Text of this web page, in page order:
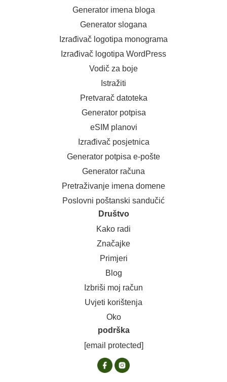
Generator imena bloga
Generator slogana
Izrađivač logotipa monograma
Izrađivač logotipa WordPress
Vodič za boje
Istražiti
Pretvarač datoteka
Generator potpisa
eSIM planovi
Izrađivač posjetnica
Generator potpisa e-pošte
Generator računa
Pretraživanje imena domene
Poslovni poštanski sandučić
Društvo
Kako radi
Značajke
Primjeri
Blog
Izbriši moj račun
Uvjeti korištenja
Oko
podrška
[email protected]